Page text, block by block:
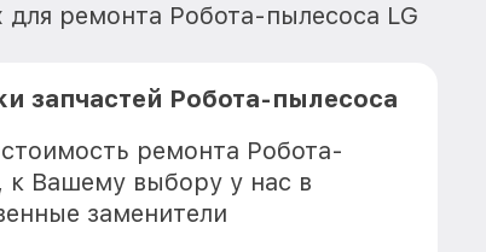
ремонта Робота-пылесоса LG
запчастей Робота-пылесоса
ремонта Робота-
к Вашему выбору у нас в
заменители